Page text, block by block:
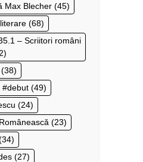
Max Blecher (45)
(68)
– Scriitori români
(38)
debut (49)
(24)
(23)
(27)